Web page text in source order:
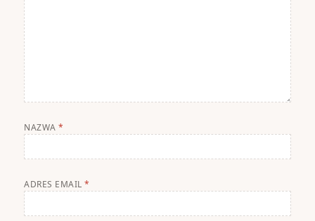
NAZWA*
ADRES EMAIL*